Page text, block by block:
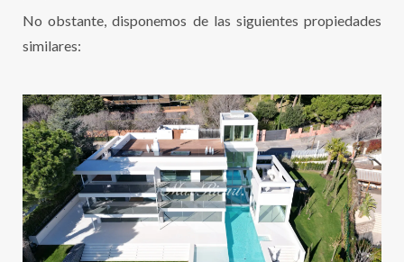
No obstante, disponemos de las siguientes propiedades
similares: